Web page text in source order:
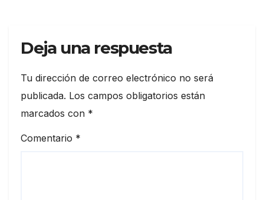
Deja una respuesta
Tu dirección de correo electrónico no será
publicada. Los campos obligatorios están
marcados con *
Comentario *